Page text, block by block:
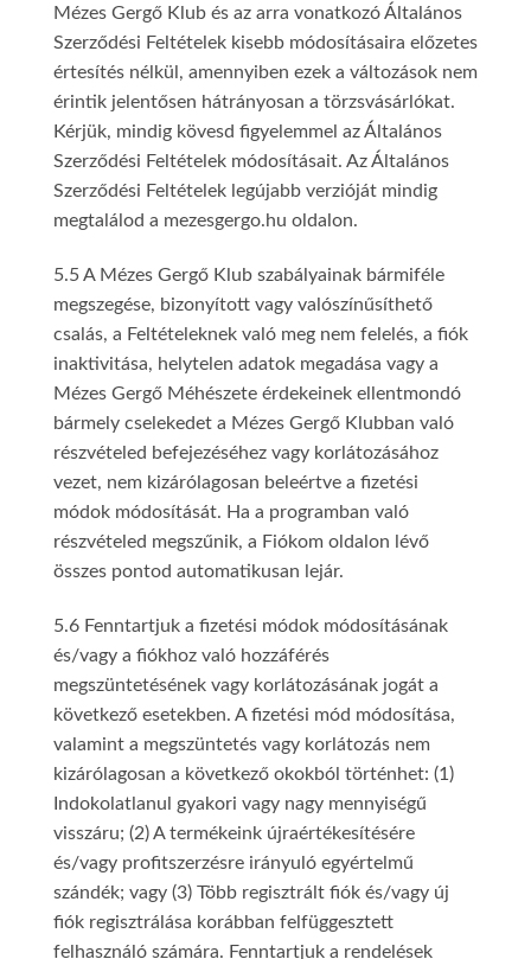
Mézes Gergő Klub és az arra vonatkozó Általános
Szerződési Feltételek kisebb módosításaira előzetes
értesítés nélkül, amennyiben ezek a változások nem
érintik jelentősen hátrányosan a törzsvásárlókat.
Kérjük, mindig kövesd figyelemmel az Általános
Szerződési Feltételek módosításait. Az Általános
Szerződési Feltételek legújabb verzióját mindig
megtalálod a mezesgergo.hu oldalon.
5.5 A Mézes Gergő Klub szabályainak bármiféle
megszegése, bizonyított vagy valószínűsíthető
csalás, a Feltételeknek való meg nem felelés, a fiók
inaktivitása, helytelen adatok megadása vagy a
Mézes Gergő Méhészete érdekeinek ellentmondó
bármely cselekedet a Mézes Gergő Klubban való
részvételed befejezéséhez vagy korlátozásához
vezet, nem kizárólagosan beleértve a fizetési
módok módosítását. Ha a programban való
részvételed megszűnik, a Fiókom oldalon lévő
összes pontod automatikusan lejár.
5.6 Fenntartjuk a fizetési módok módosításának
és/vagy a fiókhoz való hozzáférés
megszüntetésének vagy korlátozásának jogát a
következő esetekben. A fizetési mód módosítása,
valamint a megszüntetés vagy korlátozás nem
kizárólagosan a következő okokból történhet: (1)
Indokolatlanul gyakori vagy nagy mennyiségű
visszáru; (2) A termékeink újraértékesítésére
és/vagy profitszerzésre irányuló egyértelmű
szándék; vagy (3) Több regisztrált fiók és/vagy új
fiók regisztrálása korábban felfüggesztett
felhasználó számára. Fenntartjuk a rendelések